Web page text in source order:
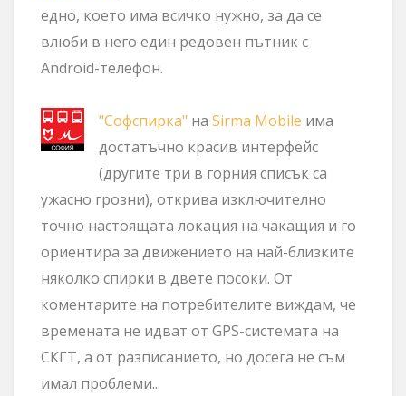
едно, което има всичко нужно, за да се
влюби в него един редовен пътник с
Android-телефон.
"Софспирка" на Sirma Mobile има
достатъчно красив интерфейс
(другите три в горния списък са
ужасно грозни), открива изключително
точно настоящата локация на чакащия и го
ориентира за движението на най-близките
няколко спирки в двете посоки. От
коментарите на потребителите виждам, че
времената не идват от GPS-системата на
СКГТ, а от разписанието, но досега не съм
имал проблеми...